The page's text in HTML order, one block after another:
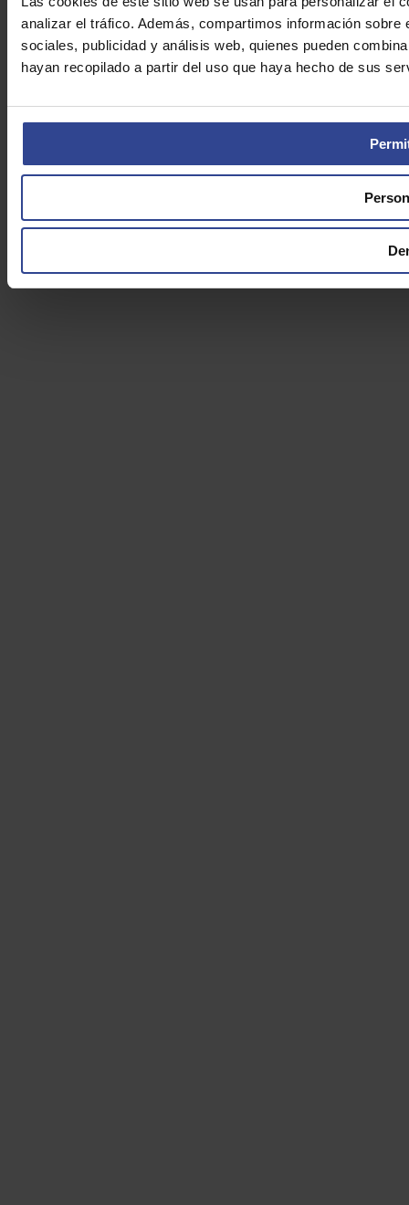
analizar el tráfico. Además, compartimos información
sociales, publicidad y análisis web, quienes pueden
hayan recopilado a partir del uso que haya hecho de sus